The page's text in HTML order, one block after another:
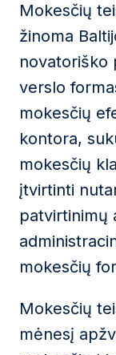
Mokesčių
žinoma
novatoriško
verslo
mokesčių
kontora,
mokesčių
įtvirtinti
patvirtinimų
mokesčių
Mokesčių
mėnesį